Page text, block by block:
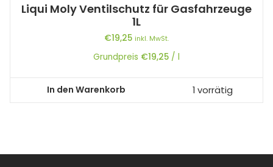
Liqui Moly Ventilschutz für Gasfahrzeuge
1L
€19,25 inkl. MwSt.
Grundpreis €19,25 / l
In den Warenkorb 1 vorrätig